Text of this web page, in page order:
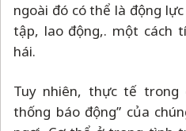
ngoài đó có thể là động
tập, lao động,. một cách
hái.
Tuy nhiên, thực tế trong
thống báo động” của